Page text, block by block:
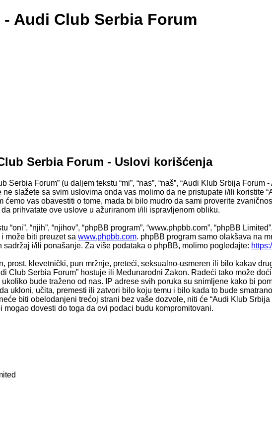
Audi Club Serbia Forum
Serbia Forum - Uslovi korišćenja
Forum” (u daljem tekstu “mi”, “nas”, “naš”, “Audi Klub Srbija
slažete sa svim uslovima onda vas molimo da ne pristupate i/ili koristite
vas obavestiti o tome, mada bi bilo mudro da sami proverite
prihvatate ove uslove u ažuriranom i/ili ispravljenom obliku.
“njih”, “njihov”, “phpBB program”, “www.phpbb.com”, “phpBB
i može biti preuzet sa www.phpbb.com. phpBB program samo olakšava na
i/ili ponašanje. Za više podataka o phpBB, molimo pogledajte:
prost, klevetnički, pun mržnje, preteći, seksualno-usmeren ili bilo kakav
Club Serbia Forum” hostuje ili Međunarodni Zakon. Radeći tako može
bude traženo od nas. IP adrese svih poruka su snimljene kako bi
ukloni, učita, premesti ili zatvori bilo koju temu i bilo kada to bude
biti obelodanjeni trećoj strani bez vaše dozvole, niti će “Audi Klub
dovesti do toga da ovi podaci budu kompromitovani.